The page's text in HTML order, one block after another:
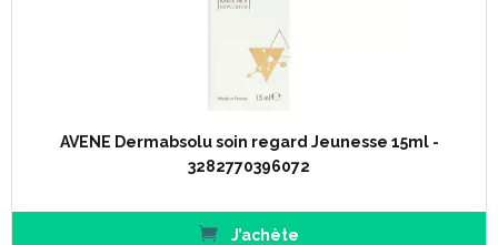
AVENE Dermabsolu soin regard Jeunesse 15ml -
3282770396072
J’achète